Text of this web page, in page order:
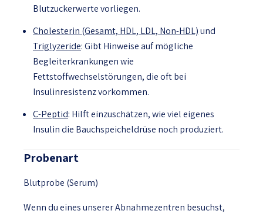
Blutzuckerwerte vorliegen.
Cholesterin (Gesamt, HDL, LDL, Non-HDL)und
Triglyzeride: Gibt Hinweise auf mögliche
Begleiterkrankungen wie
Fettstoffwechselstörungen, die oft bei
Insulinresistenz vorkommen.
C-Peptid: Hilft einzuschätzen, wie viel eigenes
Insulin die Bauchspeicheldrüse noch produziert.
Probenart
Blutprobe (Serum)
Wenn du eines unserer Abnahmezentren besuchst,